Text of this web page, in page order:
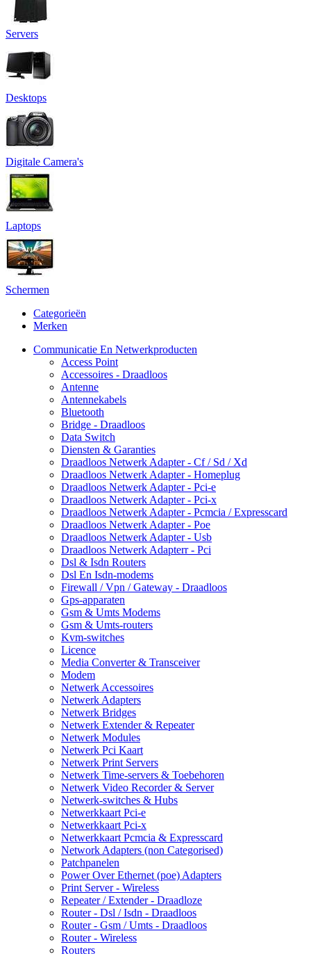
Servers
Desktops
Digitale Camera's
Laptops
Schermen
Categorieën
Merken
Communicatie En Netwerkproducten
Access Point
Accessoires - Draadloos
Antenne
Antennekabels
Bluetooth
Bridge - Draadloos
Data Switch
Diensten & Garanties
Draadloos Netwerk Adapter - Cf / Sd / Xd
Draadloos Netwerk Adapter - Homeplug
Draadloos Netwerk Adapter - Pci-e
Draadloos Netwerk Adapter - Pci-x
Draadloos Netwerk Adapter - Pcmcia / Expresscard
Draadloos Netwerk Adapter - Poe
Draadloos Netwerk Adapter - Usb
Draadloos Netwerk Adapterr - Pci
Dsl & Isdn Routers
Dsl En Isdn-modems
Firewall / Vpn / Gateway - Draadloos
Gps-apparaten
Gsm & Umts Modems
Gsm & Umts-routers
Kvm-switches
Licence
Media Converter & Transceiver
Modem
Netwerk Accessoires
Netwerk Adapters
Netwerk Bridges
Netwerk Extender & Repeater
Netwerk Modules
Netwerk Pci Kaart
Netwerk Print Servers
Netwerk Time-servers & Toebehoren
Netwerk Video Recorder & Server
Netwerk-switches & Hubs
Netwerkkaart Pci-e
Netwerkkaart Pci-x
Netwerkkaart Pcmcia & Expresscard
Network Adapters (non Categorised)
Patchpanelen
Power Over Ethernet (poe) Adapters
Print Server - Wireless
Repeater / Extender - Draadloze
Router - Dsl / Isdn - Draadloos
Router - Gsm / Umts - Draadloos
Router - Wireless
Routers